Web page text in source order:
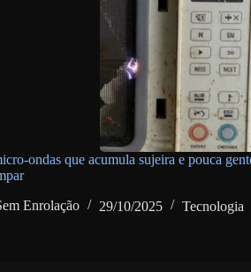
ondas que acumula sujeira e pouca
Enrolação 29/10/2025 Tecnologia